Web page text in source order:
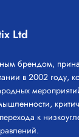
Ltd
брендом,
в 2002 году,
к